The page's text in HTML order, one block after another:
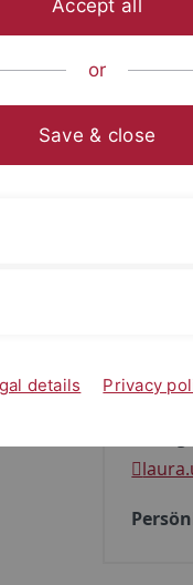
2022 als
der öffentlichen
Accept all
or
Save & close
details Privacy